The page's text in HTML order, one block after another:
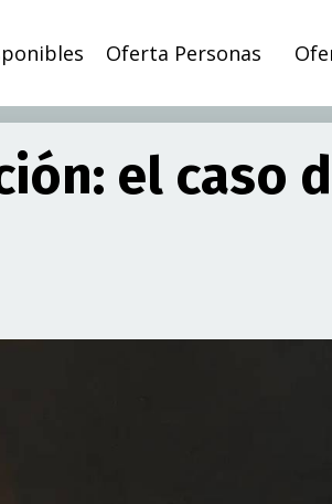
Oferta Personas
el caso